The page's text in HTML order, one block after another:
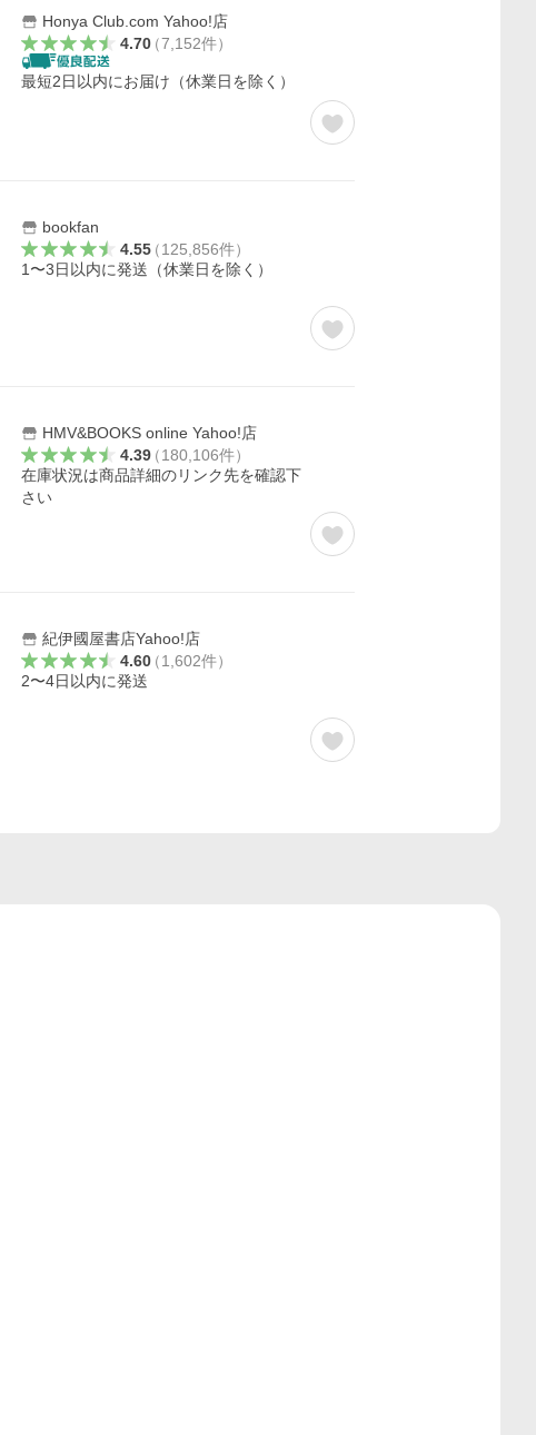
Honya Club.com Yahoo!店
4.70（7,152件）
最短2日以内にお届け（休業日を除く）
bookfan
4.55（125,856件）
1〜3日以内に発送（休業日を除く）
HMV&BOOKS online Yahoo!店
4.39（180,106件）
在庫状況は商品詳細のリンク先を確認下
さい
紀伊國屋書店Yahoo!店
4.60（1,602件）
2〜4日以内に発送